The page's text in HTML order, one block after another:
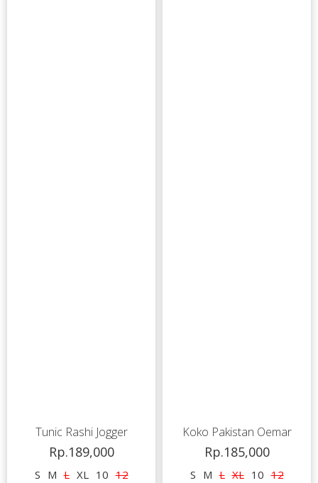
Tunic Rashi Jogger
Rp.189,000
S M L XL 10 12
Koko Pakistan Oemar
Rp.185,000
S M L XL 10 12